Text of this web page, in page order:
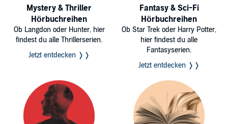
Mystery & Thriller
Hörbuchreihen
Ob Langdon oder Hunter, hier
findest du alle Thrillerserien.
Jetzt entdecken ❭❭
Fantasy & Sci-Fi
Hörbuchreihen
Ob Star Trek oder Harry Potter,
hier findest du alle
Fantasyserien.
Jetzt entdecken ❭❭